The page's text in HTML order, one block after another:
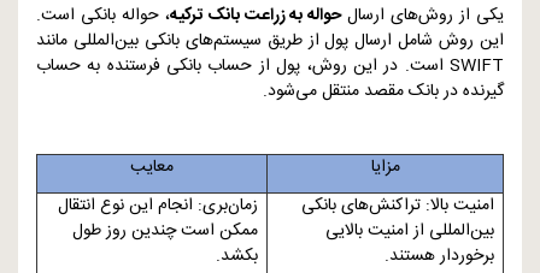
یکی از روش‌های ارسالحواله به زراعت بانک ترکیه، حواله بانکی است.
این روش شامل ارسال پول از طریق سیستم‌های بانکی بین‌المللی مانند
SWIFT است. در این روش، پول از حساب بانکی فرستنده به حساب
گیرنده در بانک مقصد منتقل می‌شود.
مزایا
معایب
امنیت بالا: تراکنش‌های بانکی
بین‌المللی از امنیت بالایی
برخوردار هستند.
زمان‌بری: انجام این نوع انتقال
ممکن است چندین روز طول
بکشد.